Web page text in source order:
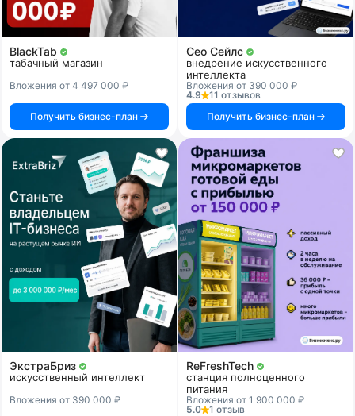
BlackTab
табачный магазин
Вложения от 4 497 000 ₽
Получить бизнес-план
Сео Сейлс
внедрение искусственного
интеллекта
Вложения от 390 000 ₽
4.9
11 отзывов
Получить бизнес-план
ЭкстраБриз
искусственный интеллект
Вложения от 390 000 ₽
ReFreshTech
станция полноценного
питания
Вложения от 1 900 000 ₽
5.0
1 отзыв